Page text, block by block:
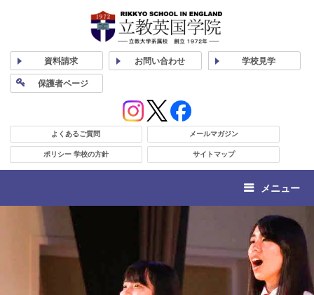
資料請求 お問い合わせ 学校見学
保護者ページ
よくあるご質問 メールマガジン
ポリシー 学校の方針 サイトマップ
メニュー